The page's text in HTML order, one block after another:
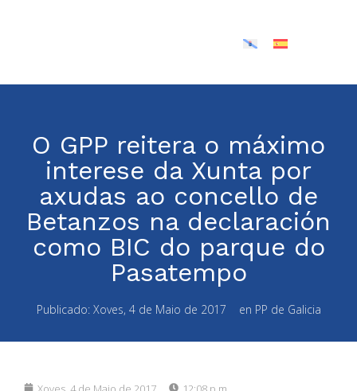
O GPP reitera o máximo
interese da Xunta por
axudas ao concello de
Betanzos na declaración
como BIC do parque do
Pasatempo
Publicado: Xoves, 4 de Maio de 2017 en PP de Galicia